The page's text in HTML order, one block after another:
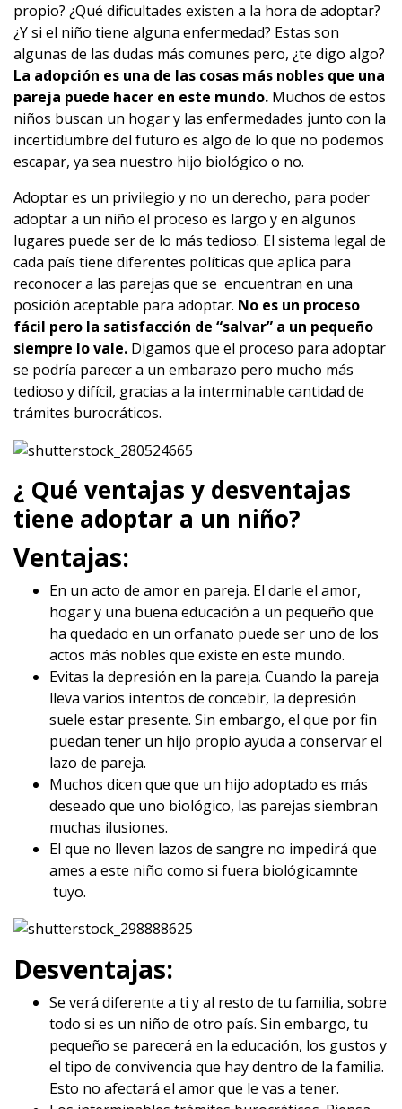
propio? ¿Qué dificultades existen a la hora de adoptar?
¿Y si el niño tiene alguna enfermedad? Estas son
algunas de las dudas más comunes pero, ¿te digo algo?
La adopción es una de las cosas más nobles que una
pareja puede hacer en este mundo. Muchos de estos
niños buscan un hogar y las enfermedades junto con la
incertidumbre del futuro es algo de lo que no podemos
escapar, ya sea nuestro hijo biológico o no.
Adoptar es un privilegio y no un derecho, para poder
adoptar a un niño el proceso es largo y en algunos
lugares puede ser de lo más tedioso. El sistema legal de
cada país tiene diferentes políticas que aplica para
reconocer a las parejas que se encuentran en una
posición aceptable para adoptar. No es un proceso
fácil pero la satisfacción de “salvar” a un pequeño
siempre lo vale. Digamos que el proceso para adoptar
se podría parecer a un embarazo pero mucho más
tedioso y difícil, gracias a la interminable cantidad de
trámites burocráticos.
¿ Qué ventajas y desventajas
tiene adoptar a un niño?
Ventajas:
En un acto de amor en pareja. El darle el amor,
hogar y una buena educación a un pequeño que
ha quedado en un orfanato puede ser uno de los
actos más nobles que existe en este mundo.
Evitas la depresión en la pareja. Cuando la pareja
lleva varios intentos de concebir, la depresión
suele estar presente. Sin embargo, el que por fin
puedan tener un hijo propio ayuda a conservar el
lazo de pareja.
Muchos dicen que que un hijo adoptado es más
deseado que uno biológico, las parejas siembran
muchas ilusiones.
El que no lleven lazos de sangre no impedirá que
ames a este niño como si fuera biológicamnte
tuyo.
Desventajas:
Se verá diferente a ti y al resto de tu familia, sobre
todo si es un niño de otro país. Sin embargo, tu
pequeño se parecerá en la educación, los gustos y
el tipo de convivencia que hay dentro de la familia.
Esto no afectará el amor que le vas a tener.